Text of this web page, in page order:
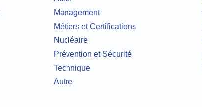
Management
Métiers et Certifications
Nucléaire
Prévention et Sécurité
Technique
Autre